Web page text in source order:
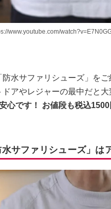
www.youtube.com/
水サファリシューズ」を
アやレジャーの最中だと大
心です！ お値段も税込1500
サファリシューズ」は